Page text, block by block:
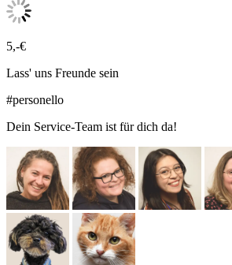
5,-€
Lass' uns Freunde sein
#personello
Dein Service-Team ist für dich da!